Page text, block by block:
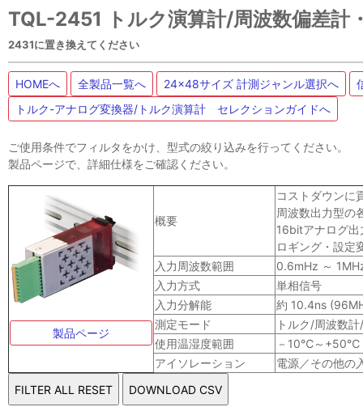
TQL-2451 トルク演算計/周波数偏差
2431に置き換えてください
HOMEへ 全製品一覧へ 24x48サイズ 計測ジャンル選択へ
トルク-アナログ変換器/トルク演算計 セレクションガイドへ
ご使用条件でフィルタをかけ、型式の絞り込みを行ってください。
製品ページで、詳細仕様をご確認ください。
製品ページ
概要
コストダウンに
周波数出力型の
16bitアナログ
ロギング・設定
入力周波数範囲
0.6mHz ～
入力方式
単相信号
入力分解能
約 10.4ns
測定モード
トルク/周波数
使用温湿度範囲
－10℃～+50℃
アイソレーション
電源／その他の